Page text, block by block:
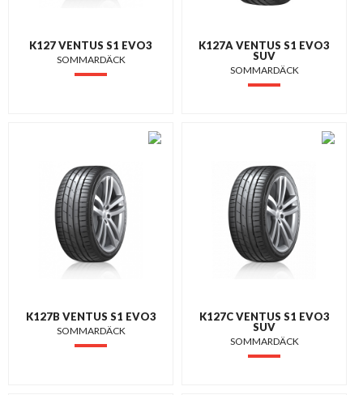
K127 VENTUS S1 EVO3
SOMMARDÄCK
K127A VENTUS S1 EVO3
SUV
SOMMARDÄCK
K127B VENTUS S1 EVO3
SOMMARDÄCK
K127C VENTUS S1 EVO3
SUV
SOMMARDÄCK